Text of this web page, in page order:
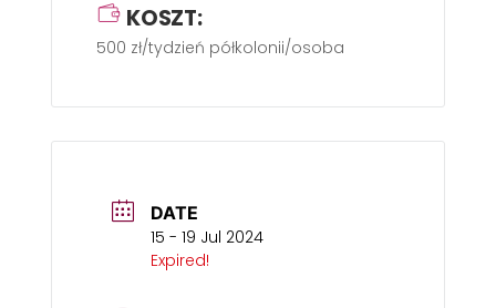
KOSZT:
500 zł/tydzień półkolonii/osoba
DATE
15 - 19 Jul 2024
Expired!